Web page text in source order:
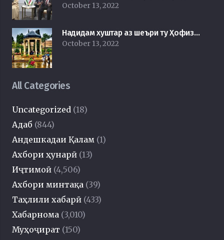
October 13, 2022
Надидам хуштар аз шеъри ту Ҳофиз…
October 13, 2022
All Categories
Uncategorized (18)
Адаб (844)
Андешкадаи Қалам (1)
Ахбори ҳунарӣ (13)
Иҷтимоӣ (4,506)
Ахбори минтақа (39)
Таҳлили хабарӣ (433)
Хабарнома (3,010)
Муҳоҷират (150)